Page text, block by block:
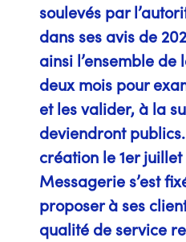
soulevés par
dans ses avis de
ainsi l’ensemble de
deux mois pour
et les valider, à la
deviendront
création le 1er
Messagerie s’est
proposer à ses
qualité de service